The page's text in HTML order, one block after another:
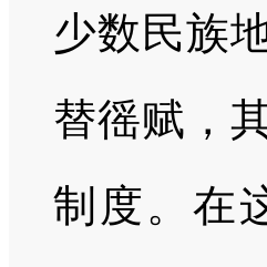
少数民族
替徭赋，
制度。在